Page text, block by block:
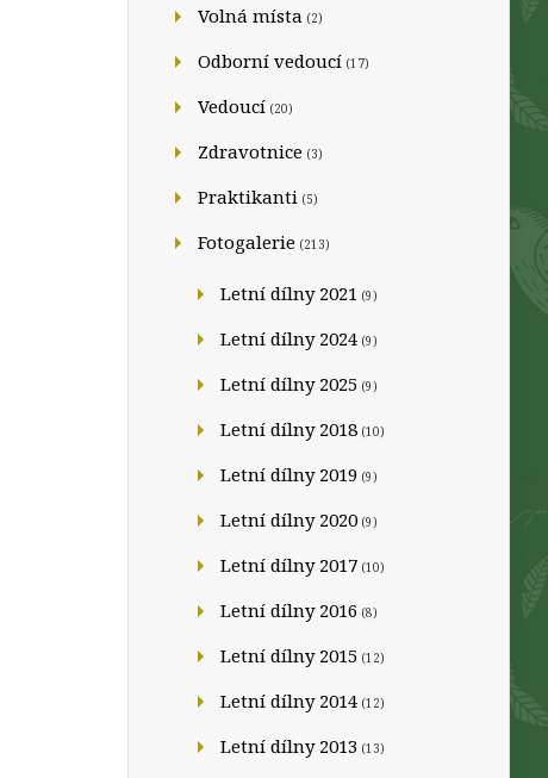
Volná místa (2)
Odborní vedoucí (17)
Vedoucí (20)
Zdravotnice (3)
Praktikanti (5)
Fotogalerie (213)
Letní dílny 2021 (9)
Letní dílny 2024 (9)
Letní dílny 2025 (9)
Letní dílny 2018 (10)
Letní dílny 2019 (9)
Letní dílny 2020 (9)
Letní dílny 2017 (10)
Letní dílny 2016 (8)
Letní dílny 2015 (12)
Letní dílny 2014 (12)
Letní dílny 2013 (13)